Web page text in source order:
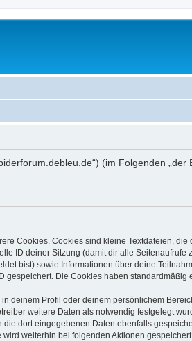
(im Folgenden
Cookies. Cookies sind kleine Textdateien,
ID deiner Sitzung (damit dir alle
bist) sowie Informationen über deine
Die Cookies haben
deinem Profil oder deinem persönlichem
weitere Daten als notwendig festgelegt
dort eingegebenen Daten ebenfalls
weiterhin bei folgenden Aktionen